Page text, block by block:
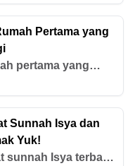
untuk mereka
penghasilan dan
justru merupakan
tepat. Mulailah
hidup yang
Pertama yang
pertama yang
memperhatikan
Ketahui tips
Sunnah Isya dan
Yuk!
sunnah Isya terbagi